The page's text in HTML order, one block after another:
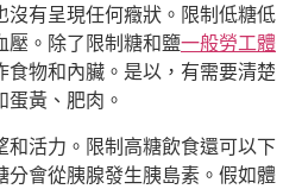
沒有呈現任何癥狀。限制低糖低
壓。除了限制糖和鹽一般勞工體
食物和內臟。是以，有需要清楚
黃、肥肉。
和活力。限制高糖飲食還可以下
分會從胰腺發生胰島素。假如體